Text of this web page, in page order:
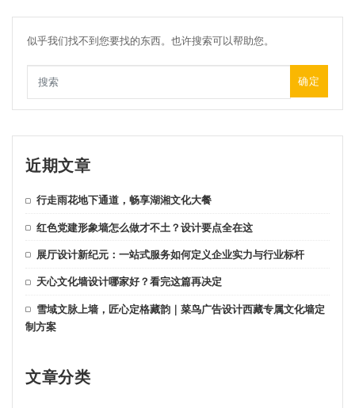
似乎我们找不到您要找的东西。也许搜索可以帮助您。
确定
近期文章
行走雨花地下通道，畅享湖湘文化大餐
红色党建形象墙怎么做才不土？设计要点全在这
展厅设计新纪元：一站式服务如何定义企业实力与行业标杆
天心文化墙设计哪家好？看完这篇再决定
雪域文脉上墙，匠心定格藏韵｜菜鸟广告设计西藏专属文化墙定
制方案
文章分类